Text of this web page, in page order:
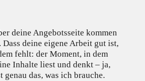
deine Angebotsseite kommen
deine eigene Arbeit gut ist,
fehlt: der Moment, in dem
Inhalte liest und denkt – ja,
genau das, was ich brauche.